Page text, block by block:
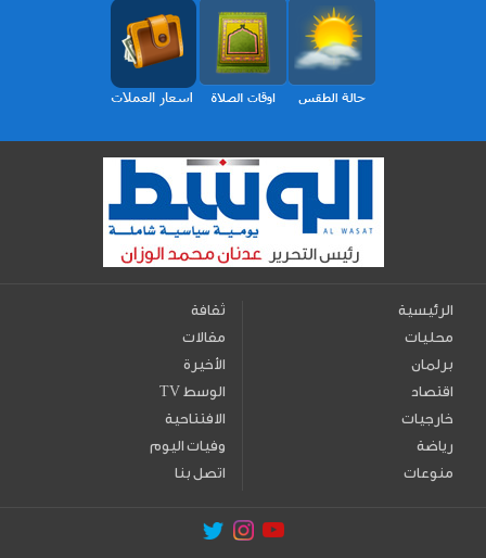
الرئيسية
محليات
برلمان
اقتصاد
خارجيات
رياضة
منوعات
ثقافة
مقالات
الأخيرة
TV الوسط
الافتتاحية
وفيات اليوم
اتصل بنا